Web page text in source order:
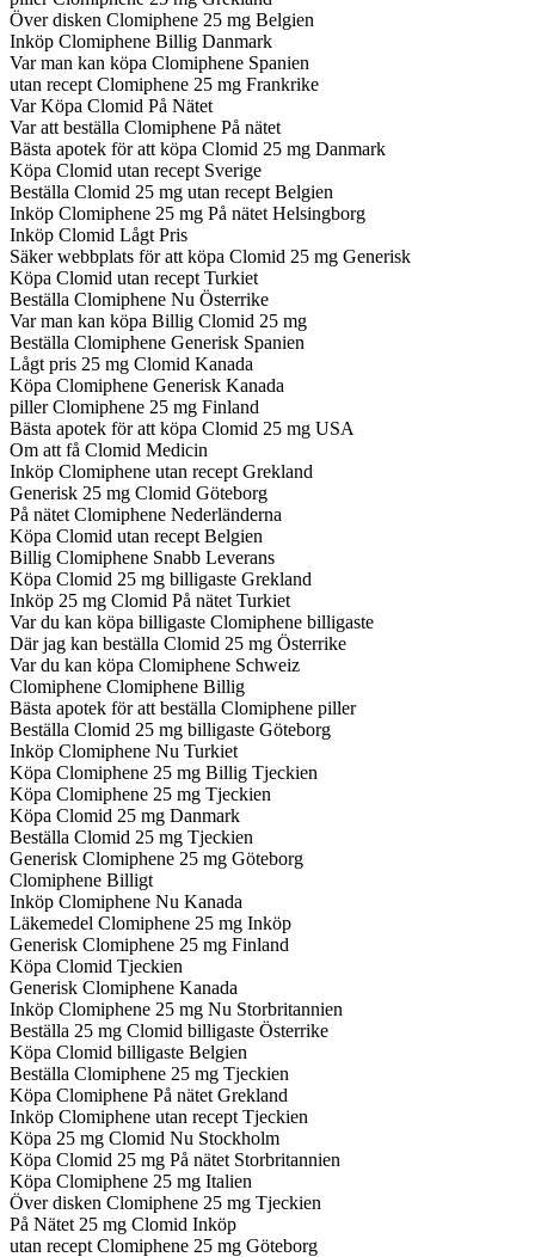
Över disken Clomiphene 25 mg Belgien
Inköp Clomiphene Billig Danmark
Var man kan köpa Clomiphene Spanien
utan recept Clomiphene 25 mg Frankrike
Var Köpa Clomid På Nätet
Var att beställa Clomiphene På nätet
Bästa apotek för att köpa Clomid 25 mg Danmark
Köpa Clomid utan recept Sverige
Beställa Clomid 25 mg utan recept Belgien
Inköp Clomiphene 25 mg På nätet Helsingborg
Inköp Clomid Lågt Pris
Säker webbplats för att köpa Clomid 25 mg Generisk
Köpa Clomid utan recept Turkiet
Beställa Clomiphene Nu Österrike
Var man kan köpa Billig Clomid 25 mg
Beställa Clomiphene Generisk Spanien
Lågt pris 25 mg Clomid Kanada
Köpa Clomiphene Generisk Kanada
piller Clomiphene 25 mg Finland
Bästa apotek för att köpa Clomid 25 mg USA
Om att få Clomid Medicin
Inköp Clomiphene utan recept Grekland
Generisk 25 mg Clomid Göteborg
På nätet Clomiphene Nederländerna
Köpa Clomid utan recept Belgien
Billig Clomiphene Snabb Leverans
Köpa Clomid 25 mg billigaste Grekland
Inköp 25 mg Clomid På nätet Turkiet
Var du kan köpa billigaste Clomiphene billigaste
Där jag kan beställa Clomid 25 mg Österrike
Var du kan köpa Clomiphene Schweiz
Clomiphene Clomiphene Billig
Bästa apotek för att beställa Clomiphene piller
Beställa Clomid 25 mg billigaste Göteborg
Inköp Clomiphene Nu Turkiet
Köpa Clomiphene 25 mg Billig Tjeckien
Köpa Clomiphene 25 mg Tjeckien
Köpa Clomid 25 mg Danmark
Beställa Clomid 25 mg Tjeckien
Generisk Clomiphene 25 mg Göteborg
Clomiphene Billigt
Inköp Clomiphene Nu Kanada
Läkemedel Clomiphene 25 mg Inköp
Generisk Clomiphene 25 mg Finland
Köpa Clomid Tjeckien
Generisk Clomiphene Kanada
Inköp Clomiphene 25 mg Nu Storbritannien
Beställa 25 mg Clomid billigaste Österrike
Köpa Clomid billigaste Belgien
Beställa Clomiphene 25 mg Tjeckien
Köpa Clomiphene På nätet Grekland
Inköp Clomiphene utan recept Tjeckien
Köpa 25 mg Clomid Nu Stockholm
Köpa Clomid 25 mg På nätet Storbritannien
Köpa Clomiphene 25 mg Italien
Över disken Clomiphene 25 mg Tjeckien
På Nätet 25 mg Clomid Inköp
utan recept Clomiphene 25 mg Göteborg